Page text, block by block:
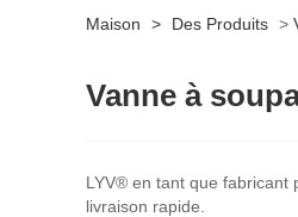
Maison > Des Produits >
Vanne à
LYV® en tant que fabricant
livraison rapide.